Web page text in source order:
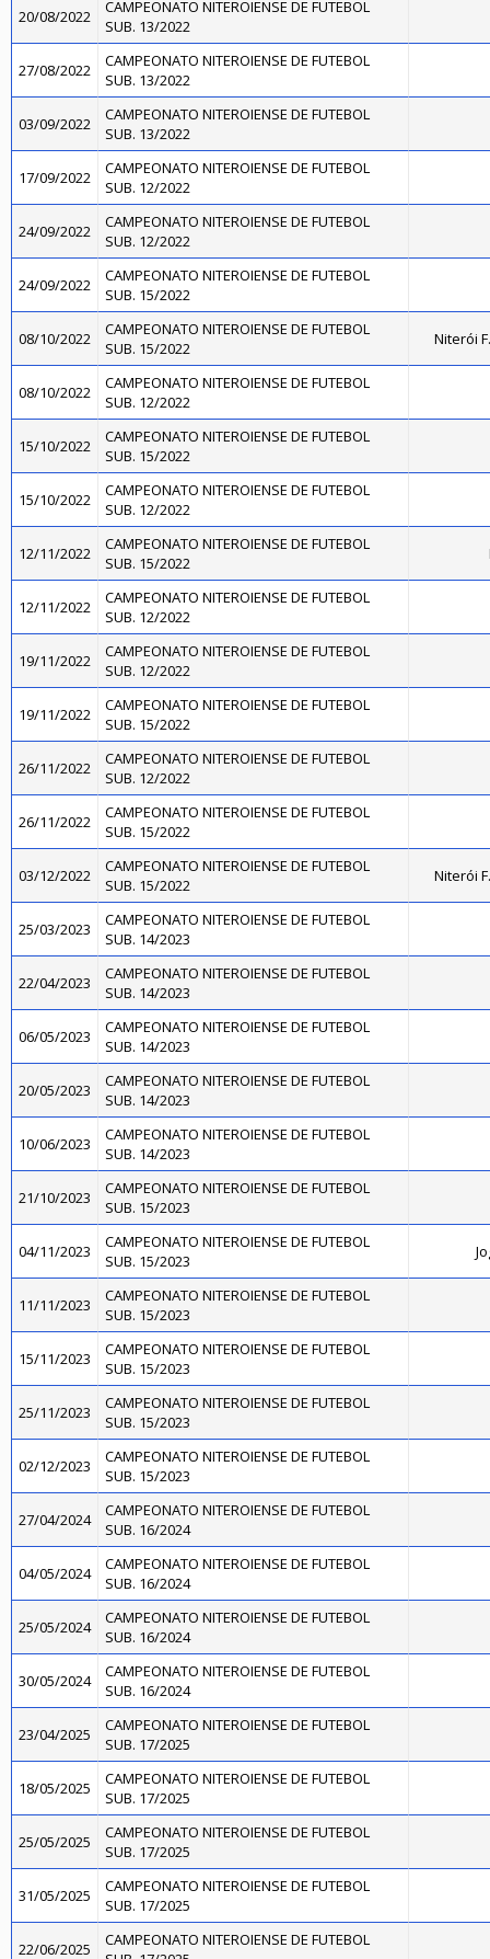
20/08/2022
CAMPEONATO NITEROIENSE DE FUTEBOL
SUB. 13/2022
27/08/2022
CAMPEONATO NITEROIENSE DE FUTEBOL
SUB. 13/2022
03/09/2022
CAMPEONATO NITEROIENSE DE FUTEBOL
SUB. 13/2022
17/09/2022
CAMPEONATO NITEROIENSE DE FUTEBOL
SUB. 12/2022
24/09/2022
CAMPEONATO NITEROIENSE DE FUTEBOL
SUB. 12/2022
24/09/2022
CAMPEONATO NITEROIENSE DE FUTEBOL
SUB. 15/2022
08/10/2022
CAMPEONATO NITEROIENSE DE FUTEBOL
SUB. 15/2022
Niterói
08/10/2022
CAMPEONATO NITEROIENSE DE FUTEBOL
SUB. 12/2022
15/10/2022
CAMPEONATO NITEROIENSE DE FUTEBOL
SUB. 15/2022
15/10/2022
CAMPEONATO NITEROIENSE DE FUTEBOL
SUB. 12/2022
12/11/2022
CAMPEONATO NITEROIENSE DE FUTEBOL
SUB. 15/2022
12/11/2022
CAMPEONATO NITEROIENSE DE FUTEBOL
SUB. 12/2022
19/11/2022
CAMPEONATO NITEROIENSE DE FUTEBOL
SUB. 12/2022
19/11/2022
CAMPEONATO NITEROIENSE DE FUTEBOL
SUB. 15/2022
26/11/2022
CAMPEONATO NITEROIENSE DE FUTEBOL
SUB. 12/2022
26/11/2022
CAMPEONATO NITEROIENSE DE FUTEBOL
SUB. 15/2022
03/12/2022
CAMPEONATO NITEROIENSE DE FUTEBOL
SUB. 15/2022
Niterói
25/03/2023
CAMPEONATO NITEROIENSE DE FUTEBOL
SUB. 14/2023
22/04/2023
CAMPEONATO NITEROIENSE DE FUTEBOL
SUB. 14/2023
06/05/2023
CAMPEONATO NITEROIENSE DE FUTEBOL
SUB. 14/2023
20/05/2023
CAMPEONATO NITEROIENSE DE FUTEBOL
SUB. 14/2023
10/06/2023
CAMPEONATO NITEROIENSE DE FUTEBOL
SUB. 14/2023
21/10/2023
CAMPEONATO NITEROIENSE DE FUTEBOL
SUB. 15/2023
04/11/2023
CAMPEONATO NITEROIENSE DE FUTEBOL
SUB. 15/2023
11/11/2023
CAMPEONATO NITEROIENSE DE FUTEBOL
SUB. 15/2023
15/11/2023
CAMPEONATO NITEROIENSE DE FUTEBOL
SUB. 15/2023
25/11/2023
CAMPEONATO NITEROIENSE DE FUTEBOL
SUB. 15/2023
02/12/2023
CAMPEONATO NITEROIENSE DE FUTEBOL
SUB. 15/2023
27/04/2024
CAMPEONATO NITEROIENSE DE FUTEBOL
SUB. 16/2024
04/05/2024
CAMPEONATO NITEROIENSE DE FUTEBOL
SUB. 16/2024
25/05/2024
CAMPEONATO NITEROIENSE DE FUTEBOL
SUB. 16/2024
30/05/2024
CAMPEONATO NITEROIENSE DE FUTEBOL
SUB. 16/2024
23/04/2025
CAMPEONATO NITEROIENSE DE FUTEBOL
SUB. 17/2025
18/05/2025
CAMPEONATO NITEROIENSE DE FUTEBOL
SUB. 17/2025
25/05/2025
CAMPEONATO NITEROIENSE DE FUTEBOL
SUB. 17/2025
31/05/2025
CAMPEONATO NITEROIENSE DE FUTEBOL
SUB. 17/2025
22/06/2025
CAMPEONATO NITEROIENSE DE FUTEBOL